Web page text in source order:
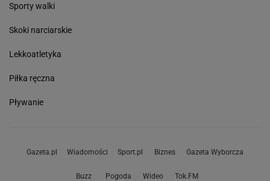
Sporty walki
Skoki narciarskie
Lekkoatletyka
Piłka ręczna
Pływanie
Gazeta.pl Wiadomości Sport.pl Biznes Gazeta Wyborcza
Buzz Pogoda Wideo Tok.FM